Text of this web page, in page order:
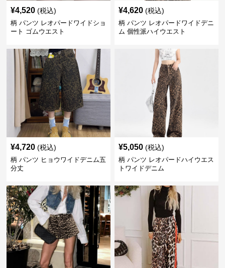
¥4,520 (税込)
柄 パンツ レオパードワイドショ
ート ゴムウエスト
¥4,620 (税込)
柄 パンツ レオパードワイドデニ
ム 個性派ハイウエスト
¥4,720 (税込)
柄 パンツ ヒョウワイドデニム五
分丈
¥5,050 (税込)
柄 パンツ レオパードハイウエス
トワイドデニム